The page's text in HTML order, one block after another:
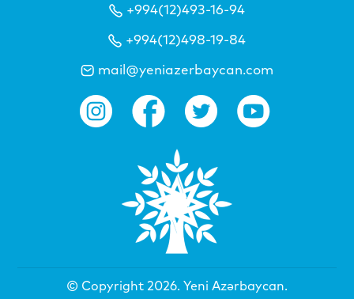
+994(12)493-16-94
+994(12)498-19-84
mail@yeniazerbaycan.com
© Copyright 2026. Yeni Azərbaycan.